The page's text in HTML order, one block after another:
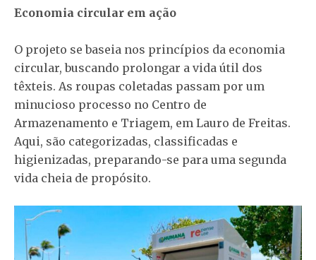
Economia circular em ação
O projeto se baseia nos princípios da economia
circular, buscando prolongar a vida útil dos
têxteis. As roupas coletadas passam por um
minucioso processo no Centro de
Armazenamento e Triagem, em Lauro de Freitas.
Aqui, são categorizadas, classificadas e
higienizadas, preparando-se para uma segunda
vida cheia de propósito.